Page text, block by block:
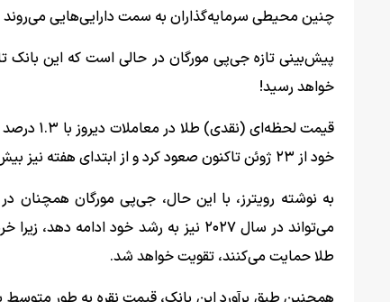
چنین محیطی سرمایه‌گذاران به سمت دارایی‌هایی می‌روند
خواهد رسید!
خود از ۲۳ ژوئن تاکنون صعود کرد و از ابتدای هفته نیز بیش از ۲ درصد افزایش یافته است.
به نوشته رویترز، با این حال، جی‌پی مورگان
می‌تواند در سال ۲۰۲۷ نیز به رشد خود
طلا حمایت می‌کنند، تقویت خواهد شد.